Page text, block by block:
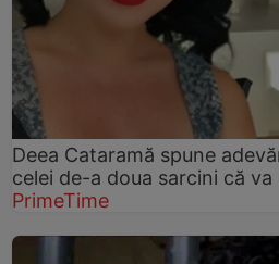
Deea Cataramă spune
celei de-a doua sarcini că
PrimeTime